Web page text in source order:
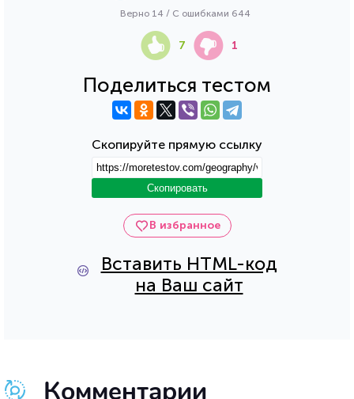
В избранное
Вставить HTML-код
на Ваш сайт
Поделиться тестом
Скопируйте прямую ссылку
Скопировать
Верно 14 / С ошибками 644
7 1
Комментарии